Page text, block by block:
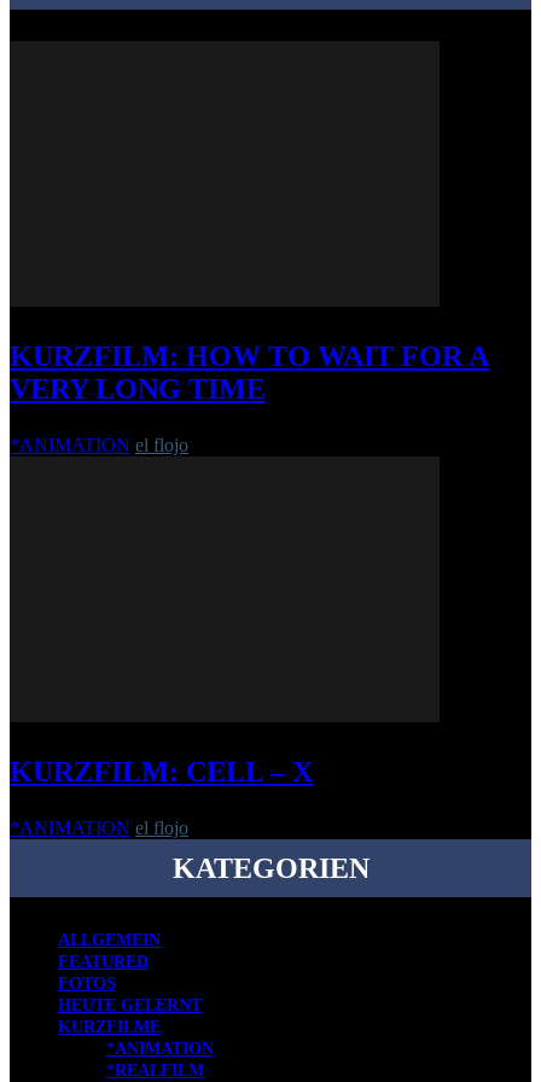
KURZFILM: HOW TO WAIT FOR A
VERY LONG TIME
*ANIMATION el flojo
KURZFILM: CELL – X
*ANIMATION el flojo
KATEGORIEN
ALLGEMEIN
FEATURED
FOTOS
HEUTE GELERNT
KURZFILME
*ANIMATION
*REALFILM